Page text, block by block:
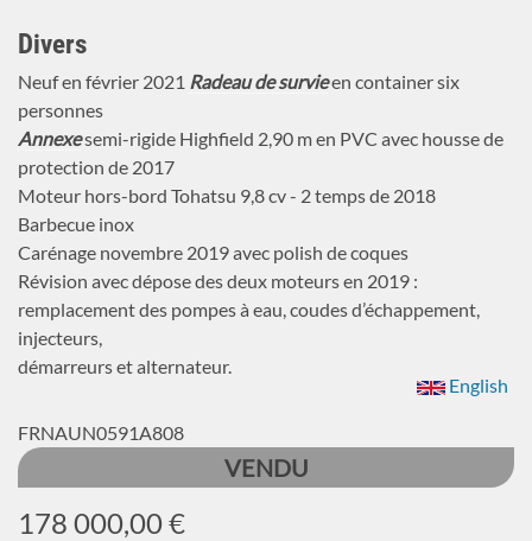
Divers
Neuf en février 2021 Radeau de survieen container six
personnes
Annexesemi-rigide Highfield 2,90 m en PVC avec housse de
protection de 2017
Moteur hors-bord Tohatsu 9,8 cv - 2 temps de 2018
Barbecue inox
Carénage novembre 2019 avec polish de coques
Révision avec dépose des deux moteurs en 2019 :
remplacement des pompes à eau, coudes d’échappement,
injecteurs,
démarreurs et alternateur.
English
FRNAUN0591A808
VENDU
178 000,00 €